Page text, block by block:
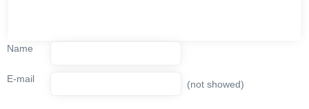
Name
E-mail (not showed)